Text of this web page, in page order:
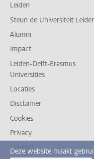
Leiden
Steun de Universiteit
Alumni
Impact
Leiden-Delft-Erasmus
Universities
Locaties
Disclaimer
Cookies
Privacy
Contact
Deze website maakt